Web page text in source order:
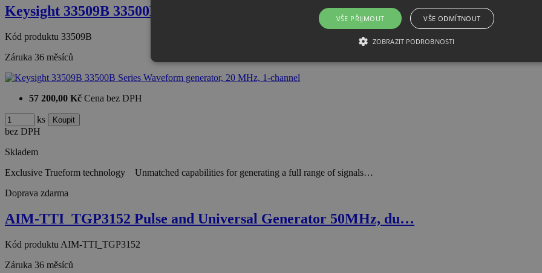
Keysight 33509B 33500B Series Waveform generator, 20 MH…
Kód produktu 33509B
Záruka 36 měsíců
57 200,00 Kč Cena bez DPH
ks
bez DPH
Skladem
Exclusive Trueform technology Unmatched capabilities for generating a full range of signals…
Doprava zdarma
AIM-TTI_TGP3152 Pulse and Universal Generator 50MHz, du…
Kód produktu AIM-TTI_TGP3152
Záruka 36 měsíců
VŠE PŘIJMOUT VŠE ODMÍTNOUT
ZOBRAZIT PODROBNOSTI